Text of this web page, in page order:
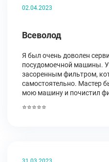
02.04.2023
Всеволод
Я был очень доволен
посудомоечной машины.
засоренным фильтром,
самостоятельно. Мастер
мою машину и почистил
⭐⭐⭐⭐⭐